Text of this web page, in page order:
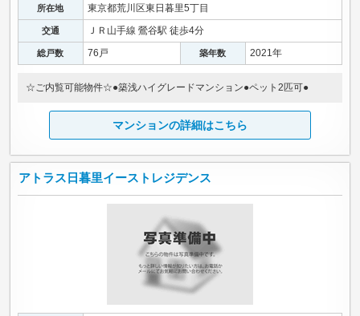
所在地 東京都荒川区東日暮里5丁目
交通 ＪＲ山手線 鶯谷駅 徒歩4分
総戸数 76戸 築年数 2021年
☆ご内覧可能物件☆●築浅ハイグレードマンション●ペット2匹可●
マンションの詳細はこちら
アトラス日暮里イーストレジデンス